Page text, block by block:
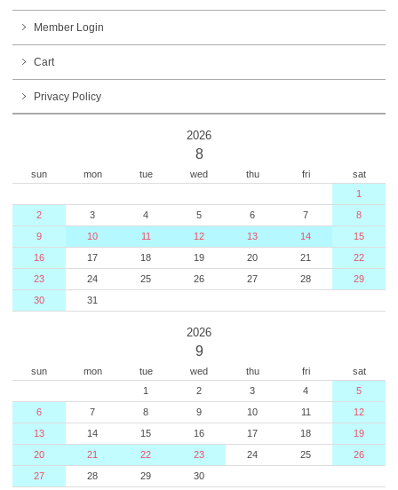
Member Login
Cart
Privacy Policy
2026
8
sun mon tue wed thu fri
sat
1
2
3 4 5 6 7
8
9
10 11 12 13 14
15
16
17 18 19 20 21
22
23
24 25 26 27 28
29
30
31
2026
9
sun mon tue wed thu fri
sat
1
2 3 4
5
6
7 8 9 10 11
12
13
14 15 16 17 18
19
20
21 22 23 24 25
26
27
28 29 30